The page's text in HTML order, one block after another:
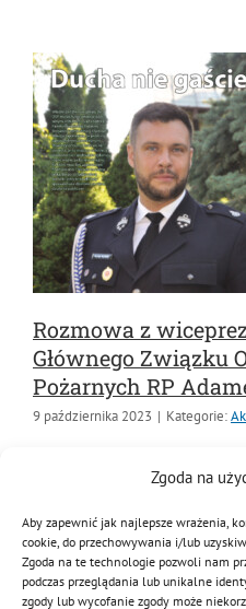
Zgoda na
Aby zapewnić jak najlepsze wrażenia,
cookie, do przechowywania i/lub
Zgoda na te technologie pozwoli nam
podczas przeglądania lub unikalne
zgody lub wycofanie zgody może
Rozmowa z
Głównego Związku
Pożarnych RP
9 października 2023 | Kategorie:
pod silnymi rozkazami oraz
Pożarnej i organów
zapomniała, że jesteśmy
stowarzyszeniami.